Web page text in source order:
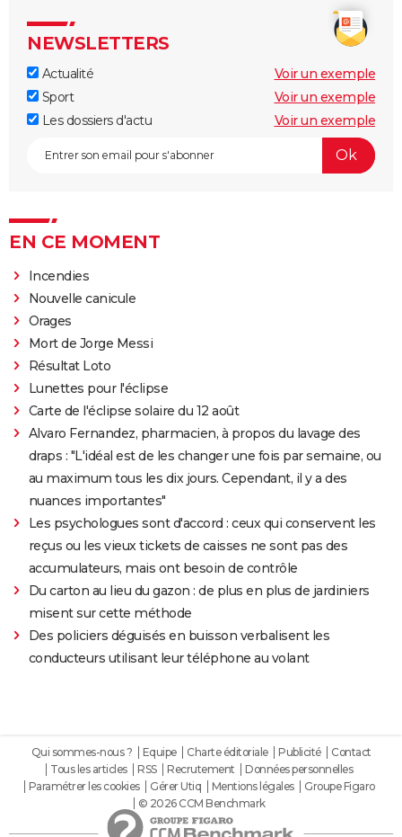
NEWSLETTERS
Actualité
Voir un exemple
Sport
Voir un exemple
Les dossiers d'actu
Voir un exemple
EN CE MOMENT
Incendies
Nouvelle canicule
Orages
Mort de Jorge Messi
Résultat Loto
Lunettes pour l'éclipse
Carte de l'éclipse solaire du 12 août
Alvaro Fernandez, pharmacien, à propos du lavage des
draps : "L'idéal est de les changer une fois par semaine, ou
au maximum tous les dix jours. Cependant, il y a des
nuances importantes"
Les psychologues sont d'accord : ceux qui conservent les
reçus ou les vieux tickets de caisses ne sont pas des
accumulateurs, mais ont besoin de contrôle
Du carton au lieu du gazon : de plus en plus de jardiniers
misent sur cette méthode
Des policiers déguisés en buisson verbalisent les
conducteurs utilisant leur téléphone au volant
Qui sommes-nous ? Equipe Charte éditoriale Publicité
Contact
Tous les articles
RSS Recrutement
Données personnelles
Paramétrer les cookies
Gérer Utiq Mentions légales
Groupe Figaro
© 2026 CCM Benchmark